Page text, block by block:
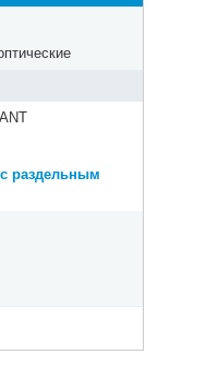
раздельным